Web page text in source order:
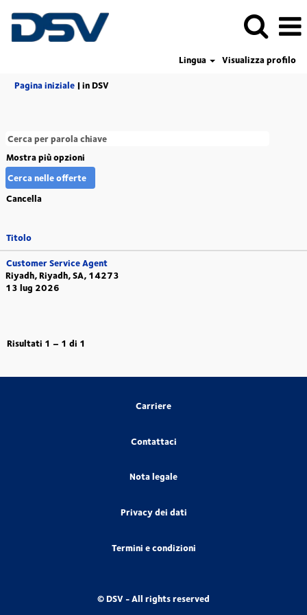
Lingua
Visualizza profilo
Pagina iniziale | in DSV(pagina
Mostra più opzioni
Cancella
Titolo
Customer Service Agent
Riyadh, Riyadh, SA, 14273
13 lug 2026
Risultati 1 – 1 di 1
Carriere
Contattaci
Nota legale
Privacy dei dati
Termini e condizioni
© DSV - All rights reserved